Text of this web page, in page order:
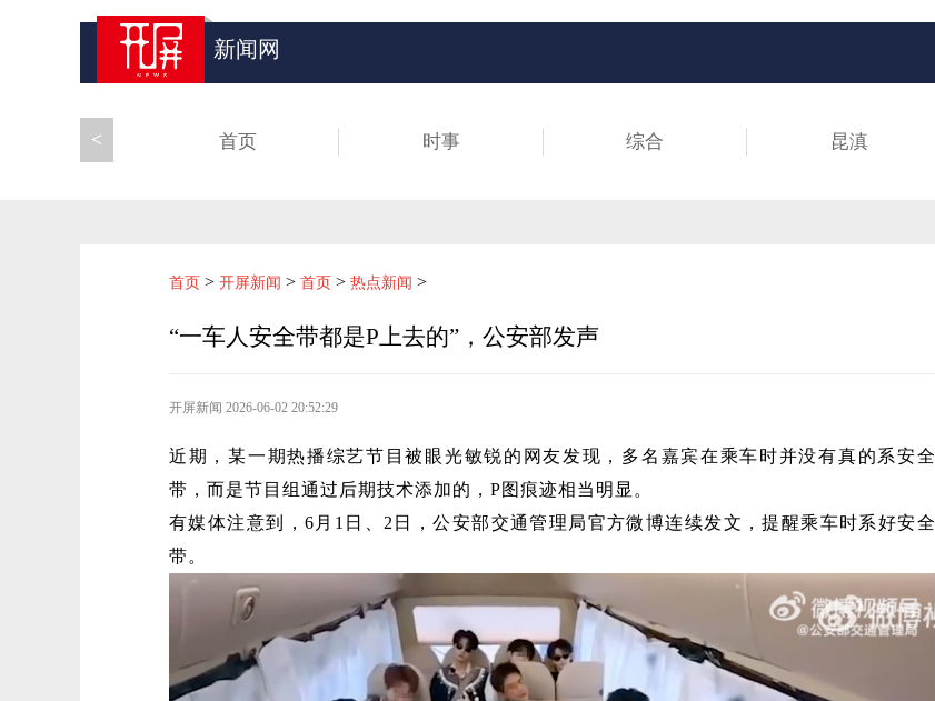
新闻网
首页 时事 综合 昆滇
<
首页 > 开屏新闻 > 首页 > 热点新闻 >
“一车人安全带都是P上去的”，公安部发声
开屏新闻 2026-06-02 20:52:29
近期，某一期热播综艺节目被眼光敏锐的网友发现，多名嘉宾在乘车时并没有真的系安全
带，而是节目组通过后期技术添加的，P图痕迹相当明显。
有媒体注意到，6月1日、2日，公安部交通管理局官方微博连续发文，提醒乘车时系好安全
带。